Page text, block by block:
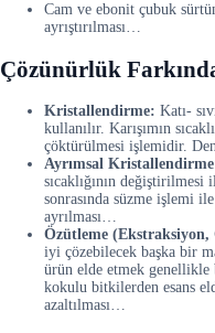
Cam ve ebonit çubuk
ayrıştırılması…
Çözünürlük
Kristallendirme: Katı-
kullanılır. Karışımın
çöktürülmesi işlemidir.
Ayrımsal Kristallendirme
sıcaklığının
sonrasında süzme işlemi ile
ayrılması…
Özütleme (Ekstraksiyon,
iyi çözebilecek başka bir
ürün elde etmek genellikle
kokulu bitkilerden esans
azaltılması…